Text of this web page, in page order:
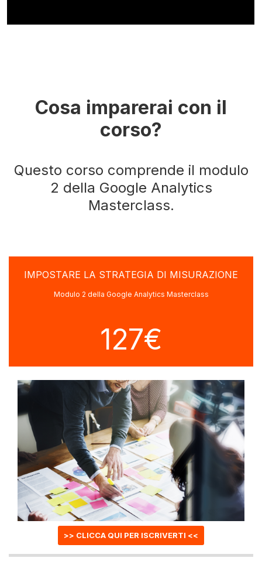
Cosa imparerai con il
corso?
Questo corso comprende il modulo
2 della Google Analytics
Masterclass.
IMPOSTARE LA STRATEGIA DI MISURAZIONE
Modulo 2 della Google Analytics Masterclass
127€
>> CLICCA QUI PER ISCRIVERTI <<